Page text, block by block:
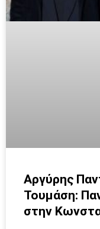
Αργύρης
Τουμάση:
στην